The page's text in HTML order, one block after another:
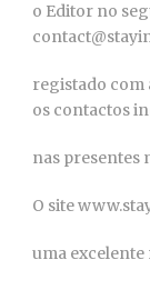
o Editor no
registado com
os contactos
nas presentes
O site
uma excelente